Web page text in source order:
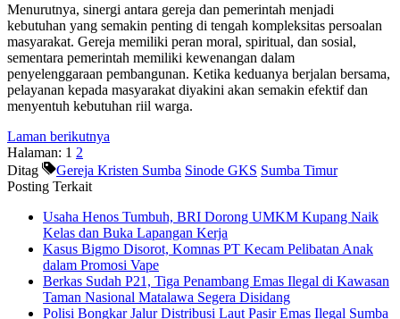
Menurutnya, sinergi antara gereja dan pemerintah menjadi
kebutuhan yang semakin penting di tengah kompleksitas persoalan
masyarakat. Gereja memiliki peran moral, spiritual, dan sosial,
sementara pemerintah memiliki kewenangan dalam
penyelenggaraan pembangunan. Ketika keduanya berjalan bersama,
pelayanan kepada masyarakat diyakini akan semakin efektif dan
menyentuh kebutuhan riil warga.
Laman berikutnya
Halaman: 1 2
Ditag
Gereja Kristen Sumba Sinode GKS Sumba Timur
Posting Terkait
Usaha Henos Tumbuh, BRI Dorong UMKM Kupang Naik
Kelas dan Buka Lapangan Kerja
Kasus Bigmo Disorot, Komnas PT Kecam Pelibatan Anak
dalam Promosi Vape
Berkas Sudah P21, Tiga Penambang Emas Ilegal di Kawasan
Taman Nasional Matalawa Segera Disidang
Polisi Bongkar Jalur Distribusi Laut Pasir Emas Ilegal Sumba